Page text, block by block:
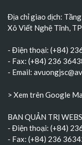
Địa chỉ giao dịch:
Xô Viết Nghệ Tĩnh,
- Điện thoại: (+84)
- Fax: (+84) 236
- Email:
> Xem trên Google
BAN QUẢN TRỊ
- Điện thoại: (+84)
- Fax: (+84) 236